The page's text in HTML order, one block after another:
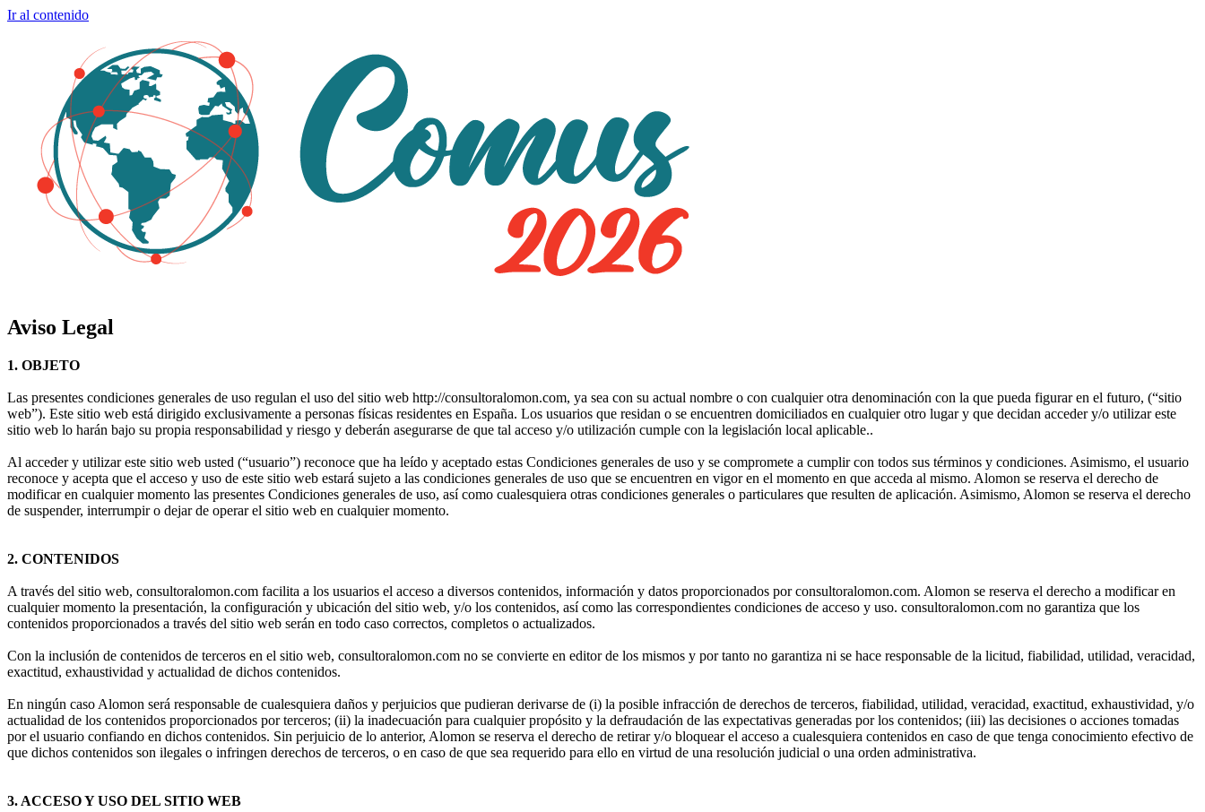
Ir al contenido
Aviso Legal
1. OBJETO
Las presentes condiciones generales de uso regulan el uso del sitio web http://consultoralomon.com, ya sea con su actual nombre o con cualquier otra denominación con la que pueda figurar en el futuro, (“sitio
web”). Este sitio web está dirigido exclusivamente a personas físicas residentes en España. Los usuarios que residan o se encuentren domiciliados en cualquier otro lugar y que decidan acceder y/o utilizar este
sitio web lo harán bajo su propia responsabilidad y riesgo y deberán asegurarse de que tal acceso y/o utilización cumple con la legislación local aplicable..
Al acceder y utilizar este sitio web usted (“usuario”) reconoce que ha leído y aceptado estas Condiciones generales de uso y se compromete a cumplir con todos sus términos y condiciones. Asimismo, el usuario
reconoce y acepta que el acceso y uso de este sitio web estará sujeto a las condiciones generales de uso que se encuentren en vigor en el momento en que acceda al mismo. Alomon se reserva el derecho de
modificar en cualquier momento las presentes Condiciones generales de uso, así como cualesquiera otras condiciones generales o particulares que resulten de aplicación. Asimismo, Alomon se reserva el derecho
de suspender, interrumpir o dejar de operar el sitio web en cualquier momento.
2. CONTENIDOS
A través del sitio web, consultoralomon.com facilita a los usuarios el acceso a diversos contenidos, información y datos proporcionados por consultoralomon.com. Alomon se reserva el derecho a modificar en
cualquier momento la presentación, la configuración y ubicación del sitio web, y/o los contenidos, así como las correspondientes condiciones de acceso y uso. consultoralomon.com no garantiza que los
contenidos proporcionados a través del sitio web serán en todo caso correctos, completos o actualizados.
Con la inclusión de contenidos de terceros en el sitio web, consultoralomon.com no se convierte en editor de los mismos y por tanto no garantiza ni se hace responsable de la licitud, fiabilidad, utilidad, veracidad,
exactitud, exhaustividad y actualidad de dichos contenidos.
En ningún caso Alomon será responsable de cualesquiera daños y perjuicios que pudieran derivarse de (i) la posible infracción de derechos de terceros, fiabilidad, utilidad, veracidad, exactitud, exhaustividad, y/o
actualidad de los contenidos proporcionados por terceros; (ii) la inadecuación para cualquier propósito y la defraudación de las expectativas generadas por los contenidos; (iii) las decisiones o acciones tomadas
por el usuario confiando en dichos contenidos. Sin perjuicio de lo anterior, Alomon se reserva el derecho de retirar y/o bloquear el acceso a cualesquiera contenidos en caso de que tenga conocimiento efectivo de
que dichos contenidos son ilegales o infringen derechos de terceros, o en caso de que sea requerido para ello en virtud de una resolución judicial o una orden administrativa.
3. ACCESO Y USO DEL SITIO WEB